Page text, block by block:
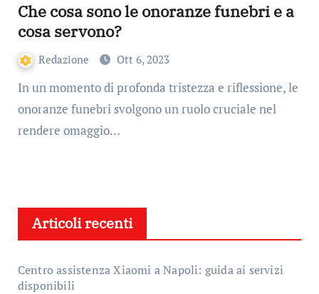
Che cosa sono le onoranze funebri e a
cosa servono?
Redazione Ott 6, 2023
In un momento di profonda tristezza e riflessione, le
onoranze funebri svolgono un ruolo cruciale nel
rendere omaggio…
Articoli recenti
Centro assistenza Xiaomi a Napoli: guida ai servizi
disponibili